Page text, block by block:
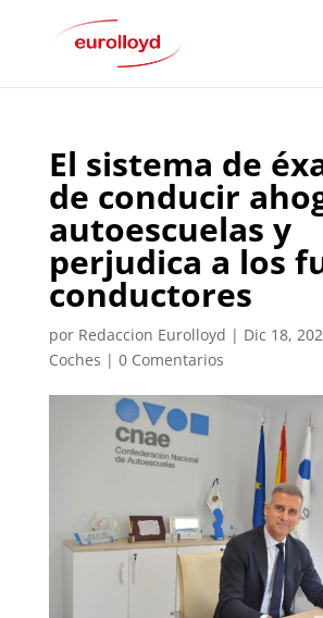
El sistema de
de conducir
autoescuelas y
perjudica a los
conductores
por Redaccion Eurolloyd | Dic 18,
Coches | 0 Comentarios